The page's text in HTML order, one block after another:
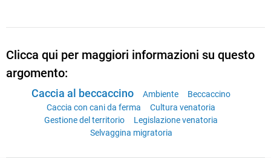
Clicca qui per maggiori informazioni su questo
argomento:
Caccia al beccaccino Ambiente
Beccaccino
Caccia con cani da ferma
Cultura venatoria
Gestione del territorio
Legislazione venatoria
Selvaggina migratoria